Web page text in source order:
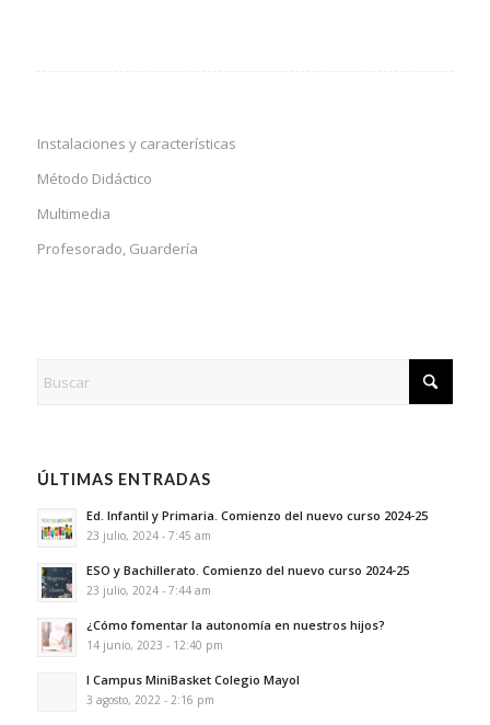
Instalaciones y características
Método Didáctico
Multimedia
Profesorado, Guardería
ÚLTIMAS ENTRADAS
Ed. Infantil y Primaria. Comienzo del nuevo curso 2024-25
23 julio, 2024 - 7:45 am
ESO y Bachillerato. Comienzo del nuevo curso 2024-25
23 julio, 2024 - 7:44 am
¿Cómo fomentar la autonomía en nuestros hijos?
14 junio, 2023 - 12:40 pm
I Campus MiniBasket Colegio Mayol
3 agosto, 2022 - 2:16 pm